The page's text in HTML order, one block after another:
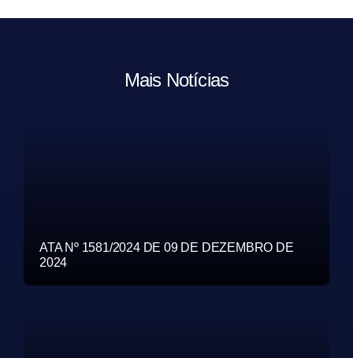
Mais Notícias
ATA Nº 1581/2024 DE 09 DE DEZEMBRO DE
2024